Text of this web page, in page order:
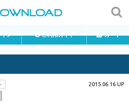
イン ご利用ガイド カート
2015.06.16 UP